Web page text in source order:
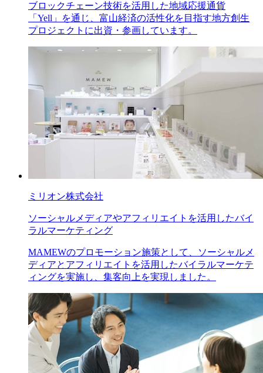
ブロックチェーン技術を活用した地域応援通貨
「Yell」を通じ、富山経済の活性化を目指す地方創生
プロジェクトに出資・参画しています。
ミリオン株式会社
ソーシャルメディアやアフィリエイトを活用したバイ
ラルマーケティング
MAMEWのプロモーション施策として、ソーシャルメ
ディアとアフィリエイトを活用したバイラルマーケテ
ィングを実施し、集客向上を実現しました。